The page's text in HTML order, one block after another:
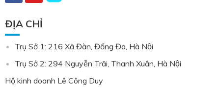
ĐỊA CHỈ
Trụ Sở 1: 216 Xã Đàn, Đống Đa, Hà Nội
Trụ Sở 2: 294 Nguyễn Trãi, Thanh Xuân, Hà Nội
Hộ kinh doanh Lê Công Duy